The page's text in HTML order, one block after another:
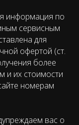
информация по
сервисным
для
офертой (ст.
более
и их стоимости
номерам
вас о